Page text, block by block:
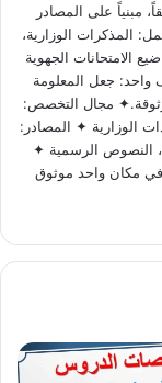
مبنياً على المصادر
المذكرات الوزارية،
الامتحانات الجهوية
واحد: جعل المعلومة
مجال التخصص:
الوزارية ✦ المصادر:
النصوص الرسمية ✦
مكان واحد موثوق